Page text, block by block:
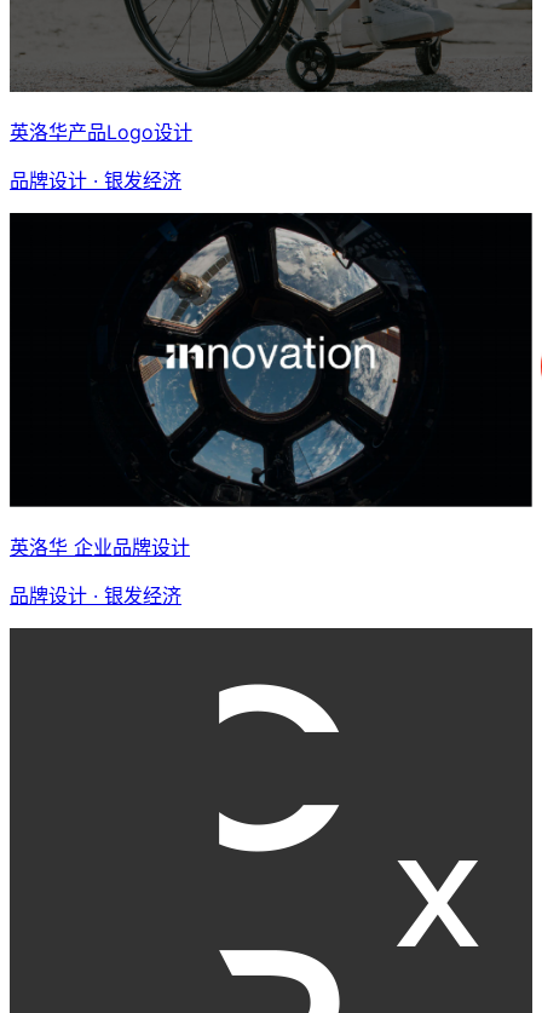
英洛华产品Logo设计
品牌设计 · 银发经济
英洛华 企业品牌设计
品牌设计 · 银发经济